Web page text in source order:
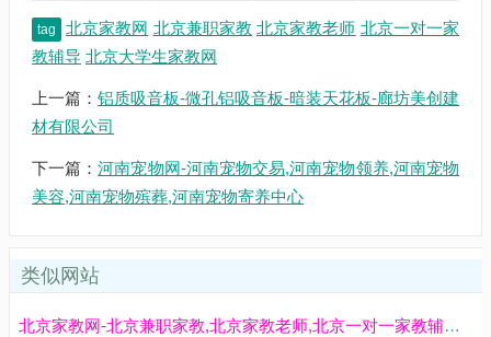
tag 北京家教网 北京兼职家教 北京家教老师 北京一对一家
教辅导 北京大学生家教网
上一篇： 铝质吸音板-微孔铝吸音板-暗装天花板-廊坊美创建
材有限公司
下一篇：河南宠物网-河南宠物交易,河南宠物领养,河南宠物
美容,河南宠物殡葬,河南宠物寄养中心
类似网站
北京家教网-北京兼职家教,北京家教老师,北京一对一家教辅导,北京大学生家教网